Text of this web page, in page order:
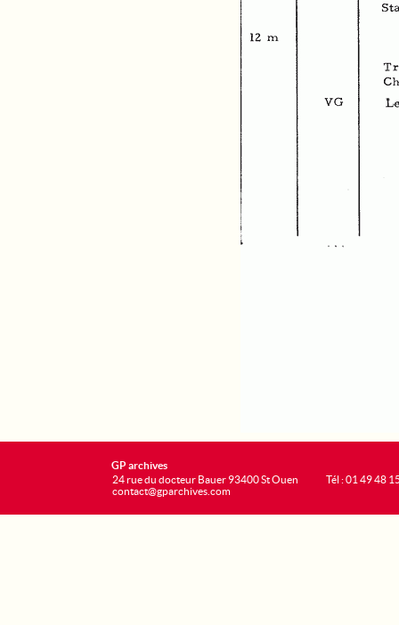
GP archives
24 rue du docteur Bauer 93400 St Ouen
contact@gparchives.com
Tél : 01 49 48